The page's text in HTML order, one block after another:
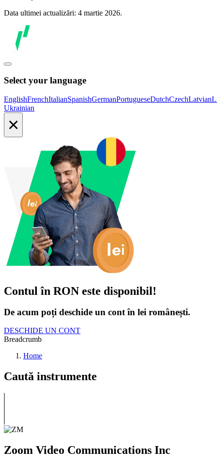
Data ultimei actualizări: 4 martie 2026.
Select your language
EnglishFrenchItalianSpanishGermanPortugueseDutchCzechLatvian
Ukrainian
×
Contul în RON este disponibil!
De acum poți deschide un cont în lei românești.
DESCHIDE UN CONT
Breadcrumb
Home
Caută instrumente
Zoom Video Communications Inc